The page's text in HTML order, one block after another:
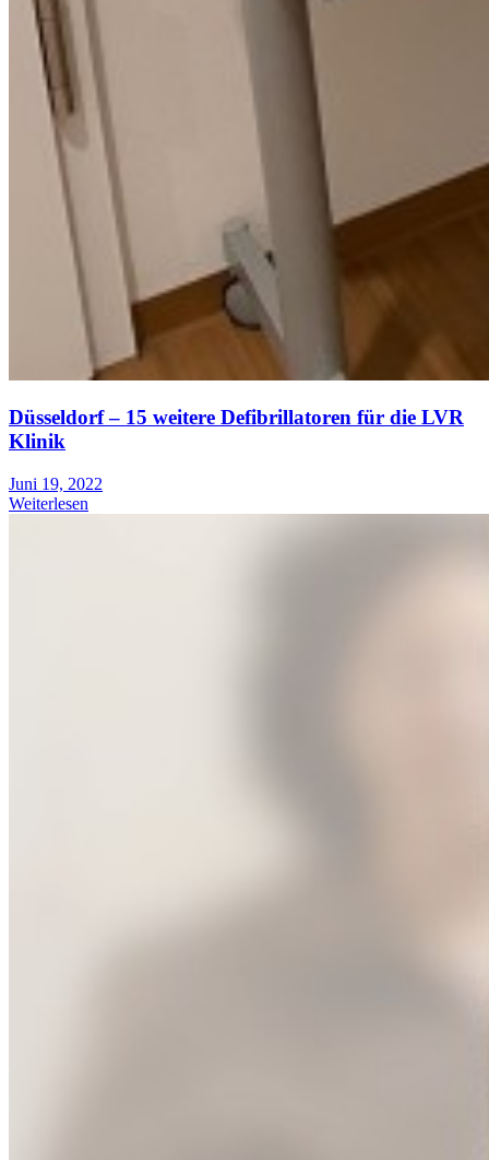
Düsseldorf – 15 weitere Defibrillatoren für die LVR
Klinik
Juni 19, 2022
Weiterlesen